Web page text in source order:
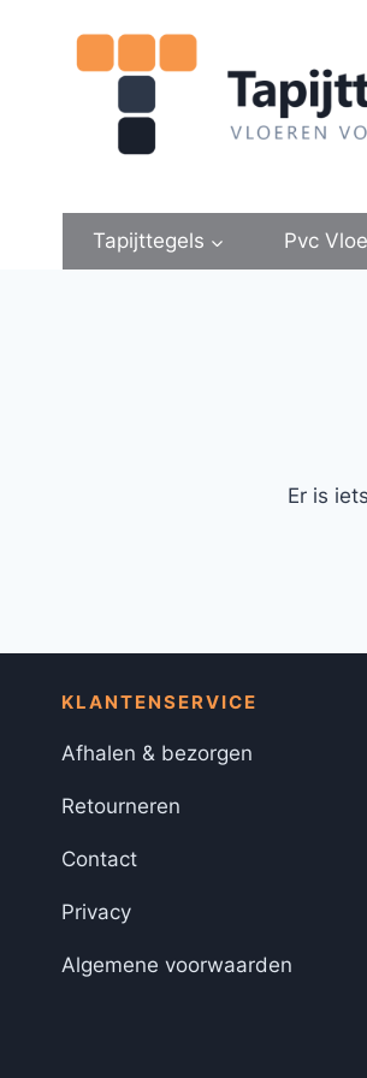
Tapijttegels Pvc
Er is
KLANTENSERVICE
Afhalen & bezorgen
Retourneren
Contact
Privacy
Algemene voorwaarden